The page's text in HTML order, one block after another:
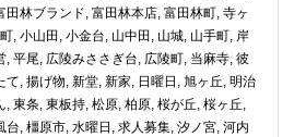
田林ブランド, 富田林本店, 富田林町, 寺ヶ
, 小山田 , 小金台, 山中田 , 山城, 山手町, 岸
, 平尾, 広陵みささぎ台, 広陵町, 当麻寺, 彼
て, 揚げ物, 新堂, 新家, 日曜日 , 旭ヶ丘, 明治
, 東条, 東板持, 松原, 柏原, 桜が丘, 桜ヶ丘,
台, 橿原市, 水曜日 , 求人募集, 汐ノ宮, 河内